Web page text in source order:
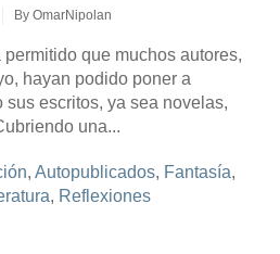
By OmarNipolan
que muchos autores,
hayan podido poner a
escritos, ya sea novelas,
una...
, Autopublicados, Fantasía,
, Reflexiones